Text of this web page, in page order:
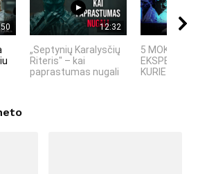
12:32
„Septynių Karalysčių
Riteris" – kai
paprastumas nugali
5 MOKSLINIAI
KURIE